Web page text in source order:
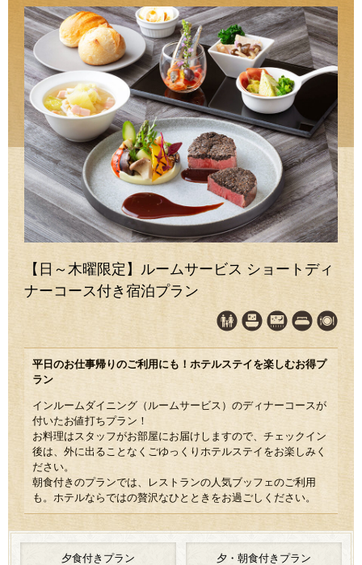
【日～木曜限定】ルームサービス ショートディ
ナーコース付き宿泊プラン
平日のお仕事帰りのご利用にも！ホテルステイを楽しむお得プ
ラン
インルームダイニング（ルームサービス）のディナーコースが
付いたお値打ちプラン！
お料理はスタッフがお部屋にお届けしますので、チェックイン
後は、外に出ることなくごゆっくりホテルステイをお楽しみく
ださい。
朝食付きのプランでは、レストランの人気ブッフェのご利用
も。ホテルならではの贅沢なひとときをお過ごしください。
夕食付きプラン 夕・朝食付きプラン